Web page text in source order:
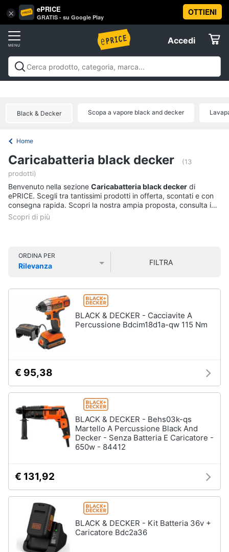
× ePRICE
GRATIS - su Google Play
OTTIENI
Accedi
Accedi
Registrati
Offerte
Tv
e
Home
Cinema
Audio
musica
Clima
Arredo
Brico
e
Giardinaggio
igiene
Beauty
Giocattoli
Vai
al
Black & Decker Scopa a vapore black and decker
Home
Caricabatteria black decker
(13
prodotti)
Benvenuto nella sezione Caricabatteria black decker di
ePRICE. Scegli tra tantissimi prodotti in offerta, scontati e con
consegna rapida. Scopri la nostra ampia proposta, consulta i
prezzi e acquista comodamente online.
ORDINA PER
Rilevanza
FILTRA
BLACK & DECKER - Cacciavite A
Percussione Bdcim18d1a-qw 115 Nm
€ 95,38
BLACK & DECKER - Behs03k-qs
Martello A Percussione Black And
Decker - Senza Batteria E Caricatore -
650w - 84412
€ 131,92
BLACK & DECKER - Kit Batteria 36v +
Caricatore Bdc2a36